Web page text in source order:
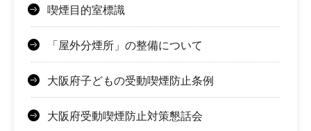
喫煙目的室標識
「屋外分煙所」の整備について
大阪府子どもの受動喫煙防止条例
大阪府受動喫煙防止対策懇話会